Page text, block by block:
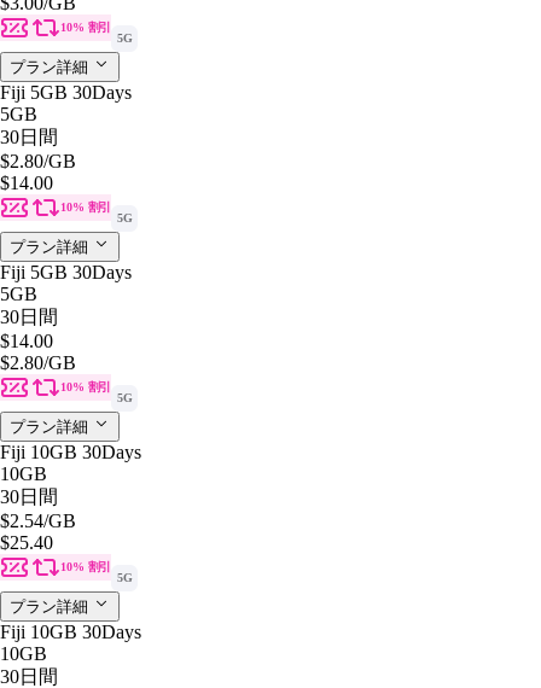
10% 割引
5G
プラン詳細
Fiji 5GB 30Days
5GB
30日間
$2.80/GB
$14.00
10% 割引
5G
プラン詳細
Fiji 5GB 30Days
5GB
30日間
$14.00
$2.80/GB
10% 割引
5G
プラン詳細
Fiji 10GB 30Days
10GB
30日間
$2.54/GB
$25.40
10% 割引
5G
プラン詳細
Fiji 10GB 30Days
10GB
30日間